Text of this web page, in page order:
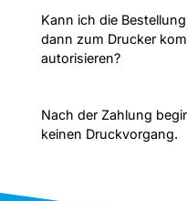
Kann ich die
dann zum Drucker
autorisieren?
Nach der Zahlung
keinen Druckvorgang.